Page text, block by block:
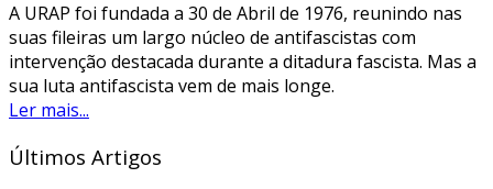
A URAP foi fundada a 30 de Abril de 1976, reunindo nas
suas fileiras um largo núcleo de antifascistas com
intervenção destacada durante a ditadura fascista. Mas a
sua luta antifascista vem de mais longe.
Ler mais...
Últimos Artigos